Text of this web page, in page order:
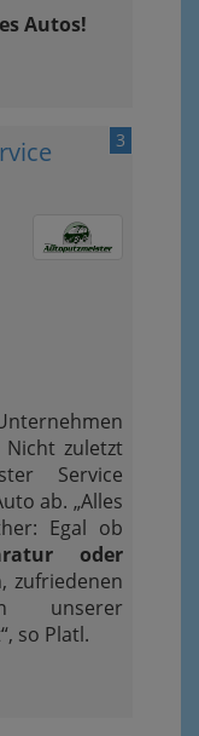
Autos!
3
Nicht zuletzt
Service
ab. „Alles
Egal ob
oder
zufriedenen
unserer
so Platl.